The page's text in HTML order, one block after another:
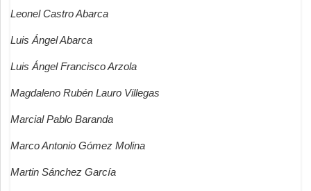
Leonel Castro Abarca
Luis Ángel Abarca
Luis Ángel Francisco Arzola
Magdaleno Rubén Lauro Villegas
Marcial Pablo Baranda
Marco Antonio Gómez Molina
Martin Sánchez García